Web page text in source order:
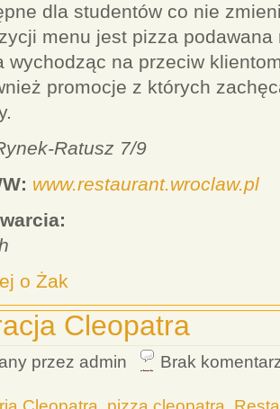
dla studentów co nie
menu jest pizza
wychodząc na przeciw
promocje z których
Ratusz 7/9
www.restaurant.wroclaw.pl
o Żak
Cleopatra
przez admin
Brak